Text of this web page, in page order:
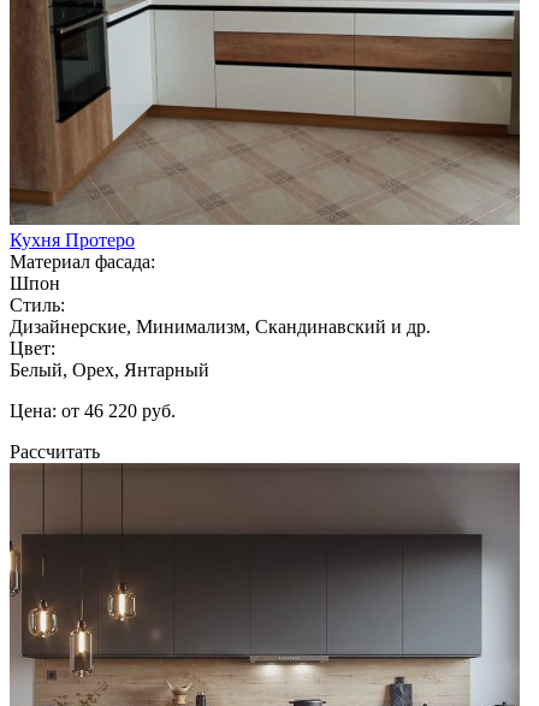
Кухня Протеро
Материал фасада:
Шпон
Стиль:
Дизайнерские, Минимализм, Скандинавский и др.
Цвет:
Белый, Орех, Янтарный
Цена: от 46 220 руб.
Рассчитать